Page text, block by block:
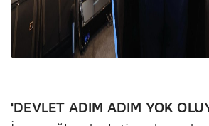
'DEVLET ADIM ADIM YOK